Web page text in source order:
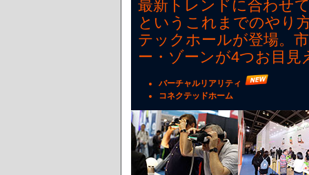
最新トレンドに合わせ
というこれまでのやり
テックホールが登場。
ー・ゾーンが4つお目見
バーチャルリアリティ
コネクテッドホーム